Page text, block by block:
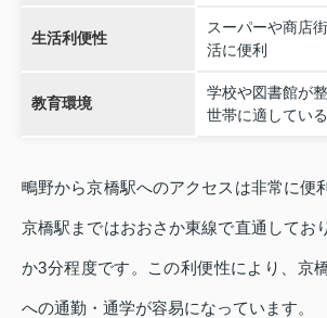
生活利便性
スーパーや商店
活に便利
教育環境
学校や図書館が
世帯に適している
鴫野から京橋駅へのアクセスは非常に便
京橋駅まではおおさか東線で直通してお
か3分程度です。この利便性により、京
への通勤・通学が容易になっています。